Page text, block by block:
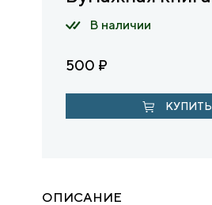
В наличии
500 ₽
КУПИТЬ
ОПИСАНИЕ